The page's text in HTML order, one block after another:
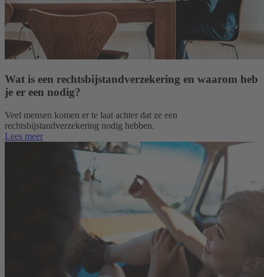
Wat is een rechtsbijstandverzekering en waarom heb
je er een nodig?
Veel mensen komen er te laat achter dat ze een
rechtsbijstandverzekering nodig hebben.
Lees meer